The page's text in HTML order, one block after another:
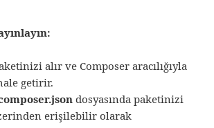
alır ve Composer aracılığıyla
getirir.
dosyasında paketinizi
erişilebilir olarak